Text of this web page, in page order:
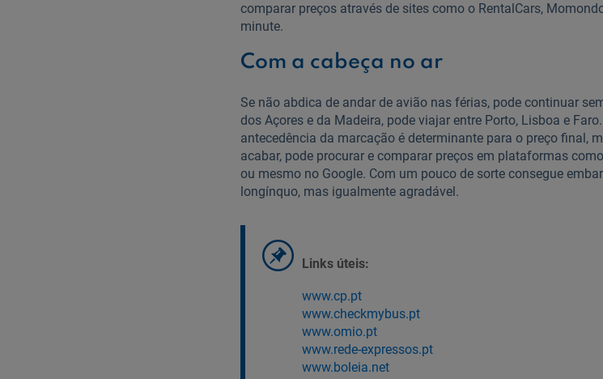
comparar preços através de sites como o RentalCars,
minute.
Com a cabeça no ar
Se não abdica de andar de avião nas férias, pode continuar
dos Açores e da Madeira, pode viajar entre Porto, Lisboa e
antecedência da marcação é determinante para o preço final,
acabar, pode procurar e comparar preços em plataformas
ou mesmo no Google. Com um pouco de sorte consegue
longínquo, mas igualmente agradável.
Links úteis:
www.cp.pt
www.checkmybus.pt
www.omio.pt
www.rede-expressos.pt
www.boleia.net